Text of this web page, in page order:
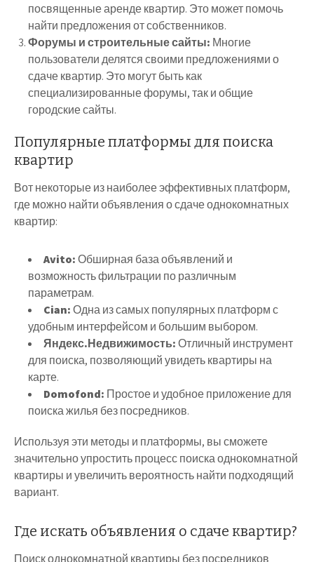
посвященные аренде квартир. Это может помочь
найти предложения от собственников.
Форумы и строительные сайты: Многие
пользователи делятся своими предложениями о
сдаче квартир. Это могут быть как
специализированные форумы, так и общие
городские сайты.
Популярные платформы для поиска
квартир
Вот некоторые из наиболее эффективных платформ,
где можно найти объявления о сдаче однокомнатных
квартир:
Avito:Обширная база объявлений и
возможность фильтрации по различным
параметрам.
Cian:Одна из самых популярных платформ с
удобным интерфейсом и большим выбором.
Яндекс.Недвижимость:Отличный инструмент
для поиска, позволяющий увидеть квартиры на
карте.
Domofond: Простое и удобное приложение для
поиска жилья без посредников.
Используя эти методы и платформы, вы сможете
значительно упростить процесс поиска однокомнатной
квартиры и увеличить вероятность найти подходящий
вариант.
Где искать объявления о сдаче квартир?
Поиск однокомнатной квартиры без посредников